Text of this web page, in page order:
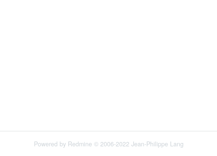
Powered by Redmine © 2006-2022 Jean-Philippe Lang